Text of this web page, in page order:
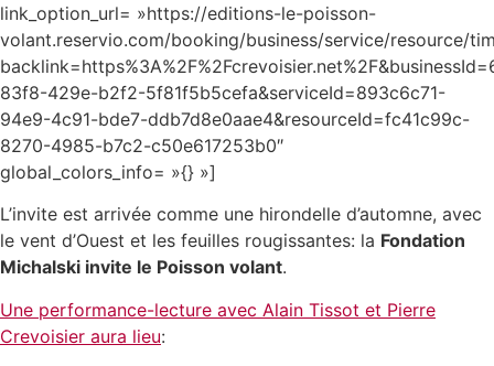
link_option_url= »https://editions-le-poisson-
volant.reservio.com/booking/business/service/resource/
83f8-429e-b2f2-5f81f5b5cefa&serviceId=893c6c71-
94e9-4c91-bde7-ddb7d8e0aae4&resourceId=fc41c99c-
8270-4985-b7c2-c50e617253b0″
global_colors_info= »{} »]
L’invite est arrivée comme une hirondelle d’automne, avec
le vent d’Ouest et les feuilles rougissantes: la Fondation
Michalski invite le Poisson volant.
Une performance-lecture avec Alain Tissot et Pierre
Crevoisier aura lieu: